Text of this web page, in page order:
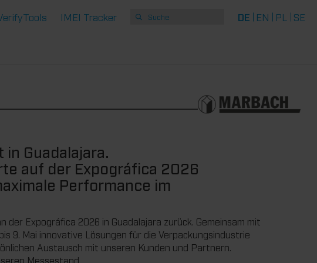
IMEI Tracker DE EN PL SE
Guadalajara.
auf der Expográfica 2026
Performance im
der Expográfica 2026 in Guadalajara zurück. Gemeinsam mit
9. Mai innovative Lösungen für die Verpackungsindustrie
Austausch mit unseren Kunden und Partnern.
Messestand.